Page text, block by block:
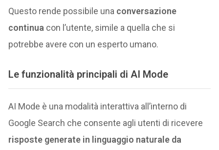
Questo rende possibile una conversazione
continua con l’utente, simile a quella che si
potrebbe avere con un esperto umano.
Le funzionalità principali di AI Mode
AI Mode è una modalità interattiva all’interno di
Google Search che consente agli utenti di ricevere
risposte generate in linguaggio naturale da